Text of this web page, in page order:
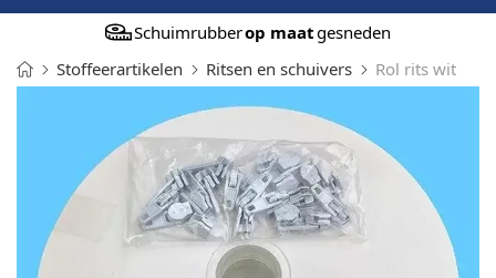
Schuimrubberop maatgesneden
Stoffeerartikelen
Ritsen en schuivers Rol rits wit